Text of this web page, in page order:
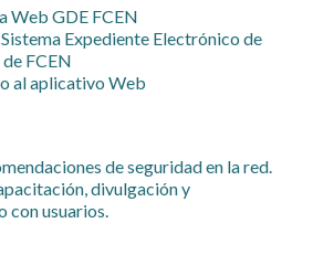
Web GDE FCEN
Sistema Expediente Electrónico de
FCEN
al aplicativo Web
de seguridad en la red.
divulgación y
con usuarios.